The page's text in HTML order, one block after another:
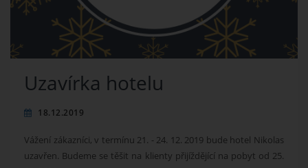
Uzavírka hotelu
18.12.2019
Vážení zákazníci, v termínu 21. - 24. 12. 2019 bude hotel Nikolas
uzavřen. Budeme se těšit na klienty přijíždějící na pobyt od 25.